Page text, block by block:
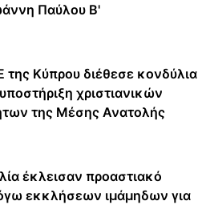
Παύλου Β'
της Κύπρου διέθεσε κονδύλια
χριστιανικών
της Μέσης Ανατολής
έκλεισαν προαστιακό
εκκλήσεων ιμάμηδων για